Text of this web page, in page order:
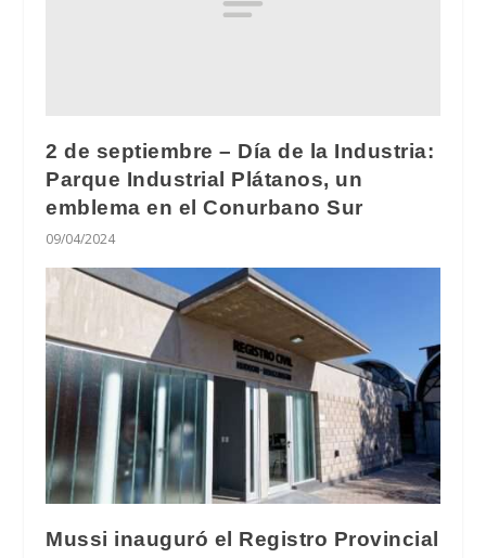
2 de septiembre – Día de la Industria:
Parque Industrial Plátanos, un
emblema en el Conurbano Sur
09/04/2024
Mussi inauguró el Registro Provincial